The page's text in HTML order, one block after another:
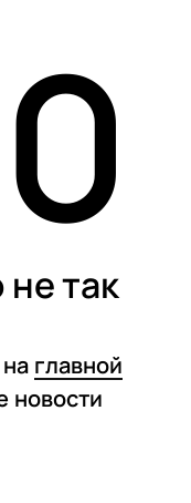
так
на главной
новости